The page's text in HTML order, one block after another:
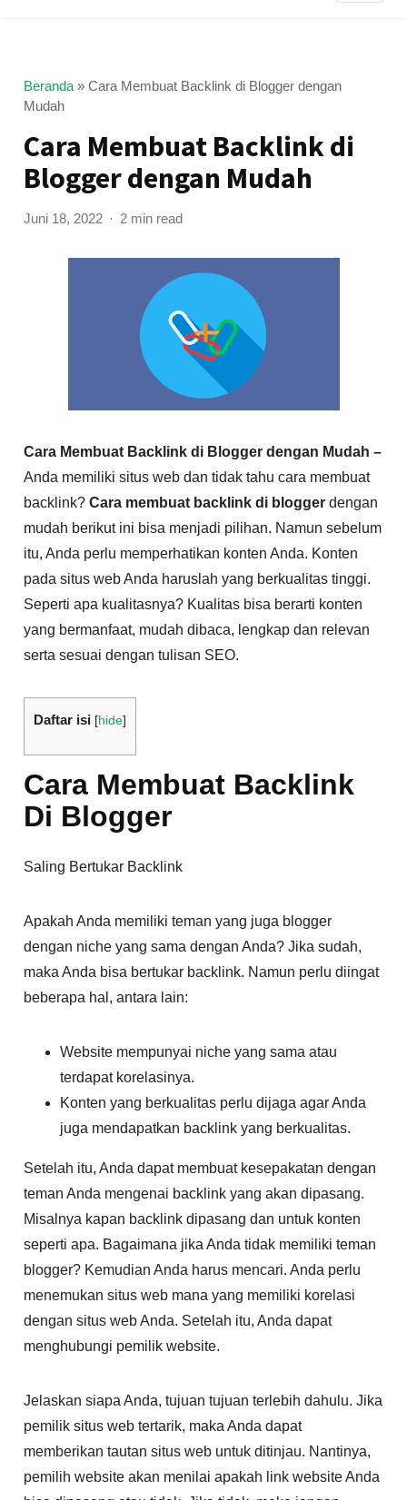
Beranda »Cara Membuat Backlink di Blogger dengan
Mudah
Cara Membuat Backlink di
Blogger dengan Mudah
Juni 18, 2022 2 min read
Cara Membuat Backlink di Blogger dengan Mudah –
Anda memiliki situs web dan tidak tahu cara membuat
backlink?Cara membuat backlink di blogger dengan
mudah berikut ini bisa menjadi pilihan. Namun sebelum
itu, Anda perlu memperhatikan konten Anda. Konten
pada situs web Anda haruslah yang berkualitas tinggi.
Seperti apa kualitasnya? Kualitas bisa berarti konten
yang bermanfaat, mudah dibaca, lengkap dan relevan
serta sesuai dengan tulisan SEO.
Daftar isi [hide]
Cara Membuat Backlink
Di Blogger
Saling Bertukar Backlink
Apakah Anda memiliki teman yang juga blogger
dengan niche yang sama dengan Anda? Jika sudah,
maka Anda bisa bertukar backlink. Namun perlu diingat
beberapa hal, antara lain:
Website mempunyai niche yang sama atau
terdapat korelasinya.
Konten yang berkualitas perlu dijaga agar Anda
juga mendapatkan backlink yang berkualitas.
Setelah itu, Anda dapat membuat kesepakatan dengan
teman Anda mengenai backlink yang akan dipasang.
Misalnya kapan backlink dipasang dan untuk konten
seperti apa. Bagaimana jika Anda tidak memiliki teman
blogger? Kemudian Anda harus mencari. Anda perlu
menemukan situs web mana yang memiliki korelasi
dengan situs web Anda. Setelah itu, Anda dapat
menghubungi pemilik website.
Jelaskan siapa Anda, tujuan tujuan terlebih dahulu. Jika
pemilik situs web tertarik, maka Anda dapat
memberikan tautan situs web untuk ditinjau. Nantinya,
pemilih website akan menilai apakah link website Anda